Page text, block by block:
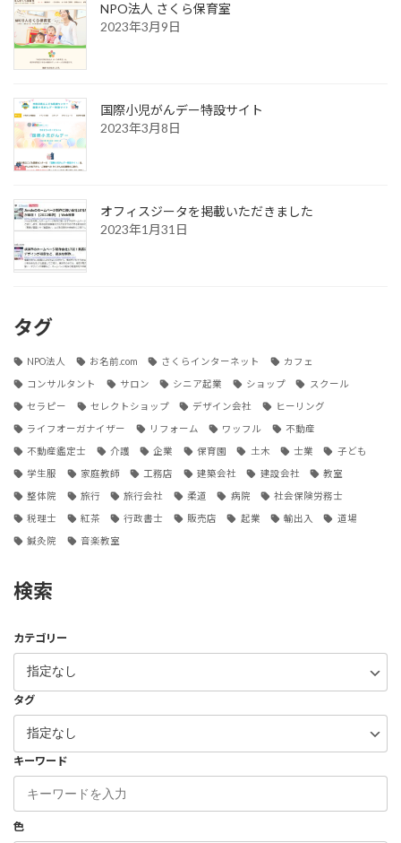
NPO法人 さくら保育室
2023年3月9日
国際小児がんデー特設サイト
2023年3月8日
オフィスジータを掲載いただきました
2023年1月31日
タグ
NPO法人 お名前.com さくらインターネット カフェ
コンサルタント サロン シニア起業 ショップ スクール
セラピー セレクトショップ デザイン会社 ヒーリング
ライフオーガナイザー リフォーム ワッフル 不動産
不動産鑑定士 介護 企業 保育園 土木 士業 子ども
学生服 家庭教師 工務店 建築会社 建設会社 教室
整体院 旅行 旅行会社 柔道 病院 社会保険労務士
税理士 紅茶 行政書士 販売店 起業 輸出入 道場
鍼灸院 音楽教室
検索
カテゴリー
タグ
キーワード
色